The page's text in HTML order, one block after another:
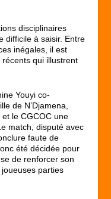
disciplinaires
difficile à saisir. Entre
inégales, il est
qui illustrent
Youyi co-
de N’Djamena,
et le CGCOC une
match, disputé avec
faute de
été décidée pour
de renforcer son
parties